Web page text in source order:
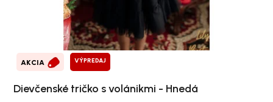
AKCIA VÝPREDAJ
Dievčenské tričko s volánikmi - Hnedá